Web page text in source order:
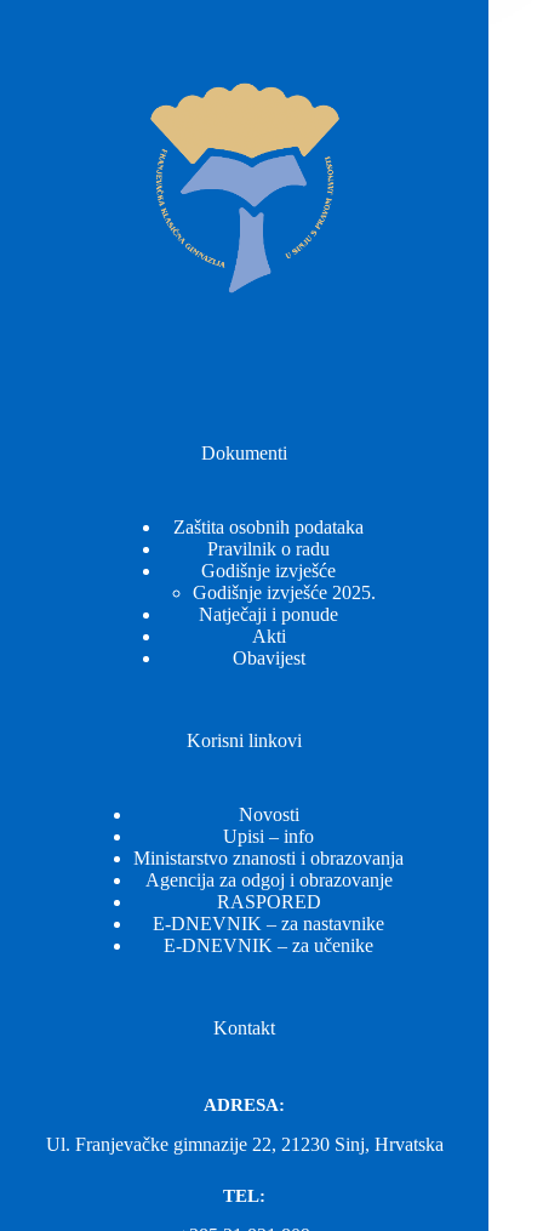
Dokumenti
Zaštita osobnih podataka
Pravilnik o radu
Godišnje izvješće
Godišnje izvješće 2025.
Natječaji i ponude
Akti
Obavijest
Korisni linkovi
Novosti
Upisi – info
Ministarstvo znanosti i obrazovanja
Agencija za odgoj i obrazovanje
RASPORED
E-DNEVNIK – za nastavnike
E-DNEVNIK – za učenike
Kontakt
ADRESA:
Ul. Franjevačke gimnazije 22, 21230 Sinj, Hrvatska
TEL: